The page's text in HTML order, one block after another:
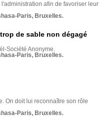
afin de favoriser leur
Paris, Bruxelles.
de sable non dégagé
Société Anonyme.
Paris, Bruxelles.
On doit lui reconnaître son rôle
Paris, Bruxelles.